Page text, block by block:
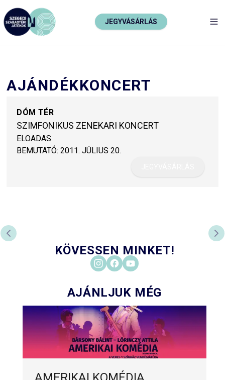
JEGYVÁSÁRLÁS
AJÁNDÉKKONCERT
DÓM TÉR
SZIMFONIKUS ZENEKARI KONCERT
ELOADAS
BEMUTATÓ: 2011. JÚLIUS 20.
PREVIOUS SLIDE
KÖVESSEN MINKET!
AJÁNLJUK MÉG